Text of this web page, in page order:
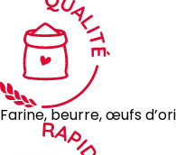
Farine, beurre, œufs